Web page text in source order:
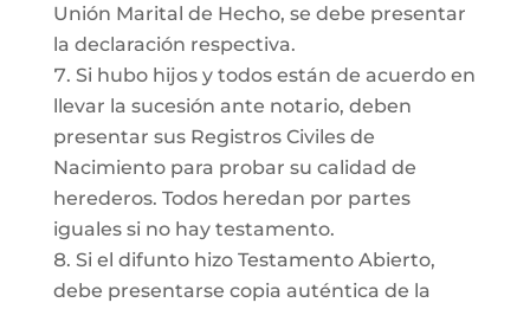
Unión Marital de Hecho, se debe presentar
la declaración respectiva.
Si hubo hijos y todos están de acuerdo en
llevar la sucesión ante notario, deben
presentar sus Registros Civiles de
Nacimiento para probar su calidad de
herederos. Todos heredan por partes
iguales si no hay testamento.
Si el difunto hizo Testamento Abierto,
debe presentarse copia auténtica de la